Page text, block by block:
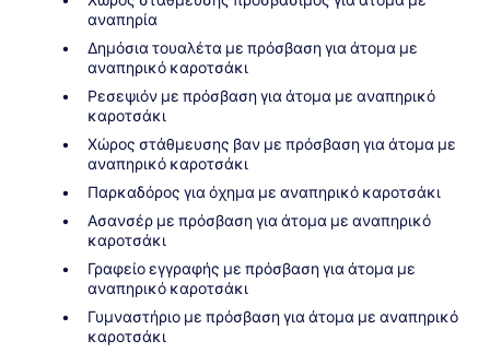
αναπηρία
Δημόσια τουαλέτα με πρόσβαση για άτομα με
αναπηρικό καροτσάκι
Ρεσεψιόν με πρόσβαση για άτομα με αναπηρικό
καροτσάκι
Χώρος στάθμευσης βαν με πρόσβαση για άτομα με
αναπηρικό καροτσάκι
Παρκαδόρος για όχημα με αναπηρικό καροτσάκι
Ασανσέρ με πρόσβαση για άτομα με αναπηρικό
καροτσάκι
Γραφείο εγγραφής με πρόσβαση για άτομα με
αναπηρικό καροτσάκι
Γυμναστήριο με πρόσβαση για άτομα με αναπηρικό
καροτσάκι